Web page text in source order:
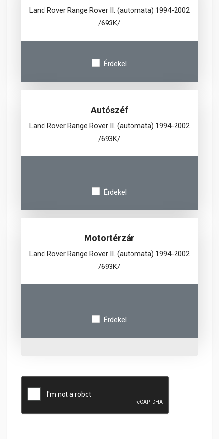
Land Rover Range Rover II. (automata) 1994-2002
/693K/
Érdekel
Autószéf
Land Rover Range Rover II. (automata) 1994-2002
/693K/
Érdekel
Motortérzár
Land Rover Range Rover II. (automata) 1994-2002
/693K/
Érdekel